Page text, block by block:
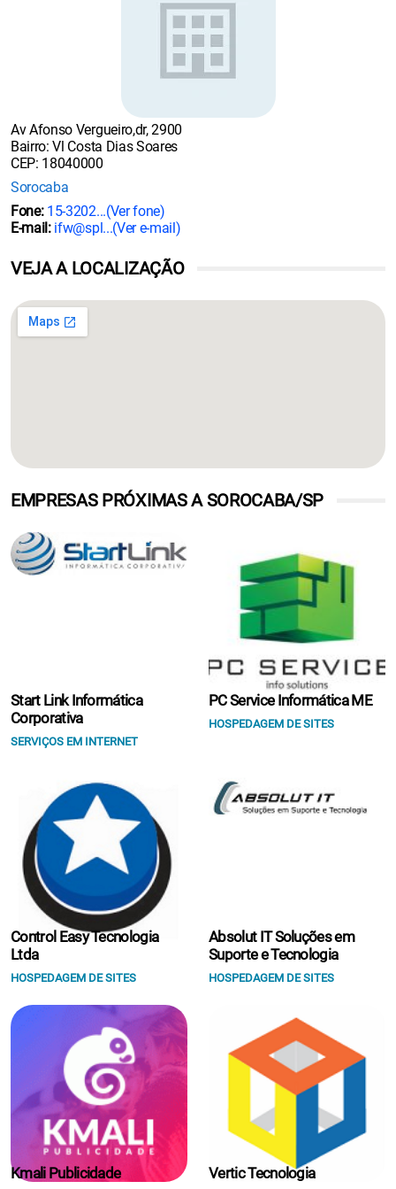
Av Afonso Vergueiro,dr, 2900
Bairro: Vl Costa Dias Soares
CEP: 18040000
Sorocaba
Fone: 15-3202...(Ver fone)
E-mail: ifw@spl...(Ver e-mail)
VEJA A LOCALIZAÇÃO
EMPRESAS PRÓXIMAS A SOROCABA/SP
Start Link Informática
Corporativa
SERVIÇOS EM INTERNET
PC Service Informática ME
HOSPEDAGEM DE SITES
Control Easy Tecnologia
Ltda
HOSPEDAGEM DE SITES
Absolut IT Soluções em
Suporte e Tecnologia
HOSPEDAGEM DE SITES
Kmali Publicidade Vertic Tecnologia